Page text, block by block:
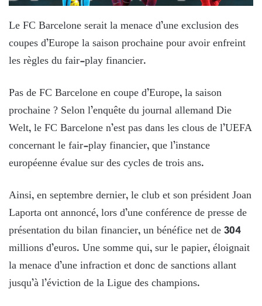
Le FC Barcelone serait la menace d’une exclusion des
coupes d’Europe la saison prochaine pour avoir enfreint
les règles du fair-play financier.
Pas de FC Barcelone en coupe d’Europe, la saison
prochaine ? Selon l’enquête du journal allemand Die
Welt, le FC Barcelone n’est pas dans les clous de l’UEFA
concernant le fair-play financier, que l’instance
européenne évalue sur des cycles de trois ans.
Ainsi, en septembre dernier, le club et son président Joan
Laporta ont annoncé, lors d’une conférence de presse de
présentation du bilan financier, un bénéfice net de 304
millions d’euros. Une somme qui, sur le papier, éloignait
la menace d’une infraction et donc de sanctions allant
jusqu’à l’éviction de la Ligue des champions.